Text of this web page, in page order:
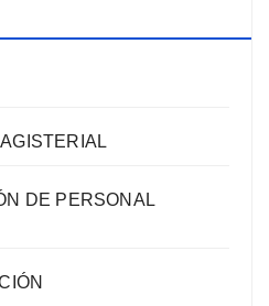
DE PERSONAL